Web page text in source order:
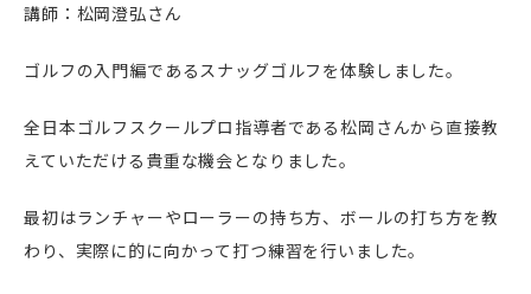
講師：松岡澄弘さん
ゴルフの入門編であるスナッグゴルフを体験しました。
全日本ゴルフスクールプロ指導者である松岡さんから直接教
えていただける貴重な機会となりました。
最初はランチャーやローラーの持ち方、ボールの打ち方を教
わり、実際に的に向かって打つ練習を行いました。